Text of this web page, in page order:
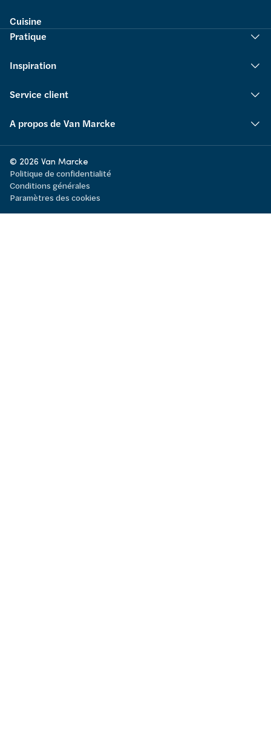
Cuisine
Pratique
Inspiration
Service client
A propos de Van Marcke
© 2026 Van Marcke
Politique de confidentialité
Conditions générales
Paramètres des cookies